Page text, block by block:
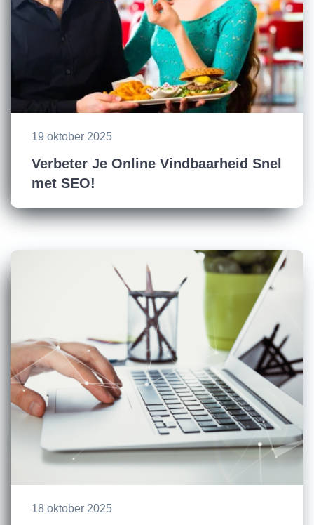
19 oktober 2025
Verbeter Je Online Vindbaarheid Snel
met SEO!
18 oktober 2025